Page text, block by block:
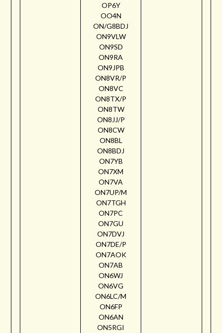
OP6Y
OO4N
ON/G8BDJ
ON9VLW
ON9SD
ON9RA
ON9JPB
ON8VR/P
ON8VC
ON8TX/P
ON8TW
ON8JJ/P
ON8CW
ON8BL
ON8BDJ
ON7YB
ON7XM
ON7VA
ON7UP/M
ON7TGH
ON7PC
ON7GU
ON7DVJ
ON7DE/P
ON7AOK
ON7AB
ON6WJ
ON6VG
ON6LC/M
ON6FP
ON6AN
ON5RGI